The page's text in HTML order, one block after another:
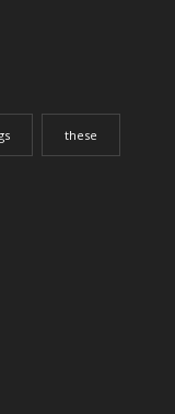
these